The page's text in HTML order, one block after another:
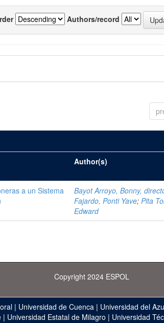
Authors/record
Author(s)
a un Sistema
Bayot Arroyo, Bonny,
Fajardo, Ponti Yave;Pita
Edward
Copyright 2024 ESPOL
| Universidad de Cuenca | Universidad del
| Universidad Estatal de Milagro | Universidad